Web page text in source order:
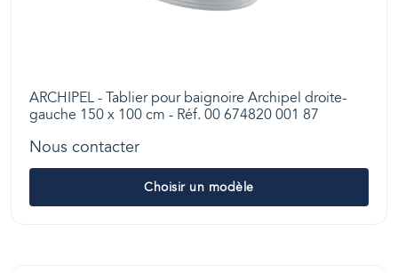
ARCHIPEL - Tablier pour baignoire Archipel droite-
gauche 150 x 100 cm - Réf. 00 674820 001 87
Nous contacter
Choisir un modèle